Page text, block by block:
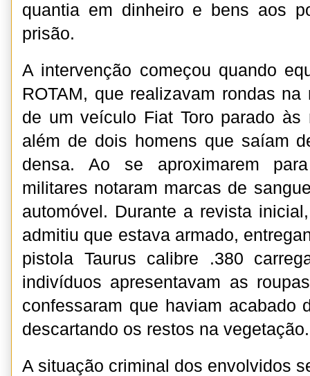
quantia em dinheiro e bens aos
prisão.
A intervenção começou quando
ROTAM, que realizavam rondas na
de um veículo Fiat Toro parado às
além de dois homens que saíam
densa. Ao se aproximarem
militares notaram marcas de
automóvel. Durante a revista
admitiu que estava armado,
pistola Taurus calibre .380
indivíduos apresentavam as
confessaram que haviam acabado
descartando os restos na vegetação.
A situação criminal dos envolvidos